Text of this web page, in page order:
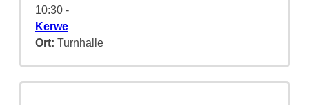
10:30 -
Kerwe
Ort: Turnhalle